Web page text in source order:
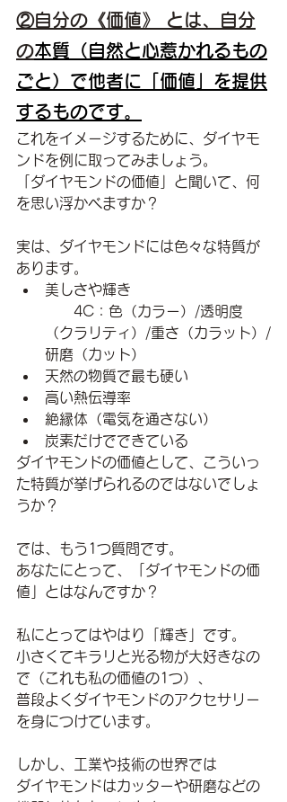
②自分の《価値》 とは、自分
の本質（自然と心惹かれるもの
ごと）で他者に「価値」を提供
するものです。
これをイメージするために、ダイヤモ
ンドを例に取ってみましょう。
「ダイヤモンドの価値」と聞いて、何
を思い浮かべますか？
実は、ダイヤモンドには色々な特質が
あります。
美しさや輝き
4C：色（カラー）/透明度
（クラリティ）/重さ（カラット）/
研磨（カット）
天然の物質で最も硬い
高い熱伝導率
絶縁体（電気を通さない）
炭素だけでできている
ダイヤモンドの価値として、こういっ
た特質が挙げられるのではないでしょ
うか？
では、もう1つ質問です。
あなたにとって、「ダイヤモンドの価
値」とはなんですか？
私にとってはやはり「輝き」です。
小さくてキラリと光る物が大好きなの
で（これも私の価値の1つ）、
普段よくダイヤモンドのアクセサリー
を身につけています。
しかし、工業や技術の世界では
ダイヤモンドはカッターや研磨などの